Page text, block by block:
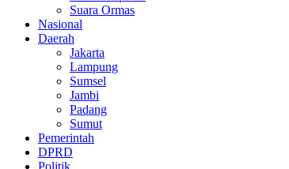
Suara Ormas
Nasional
Daerah
Jakarta
Lampung
Sumsel
Jambi
Padang
Sumut
Pemerintah
DPRD
Politik